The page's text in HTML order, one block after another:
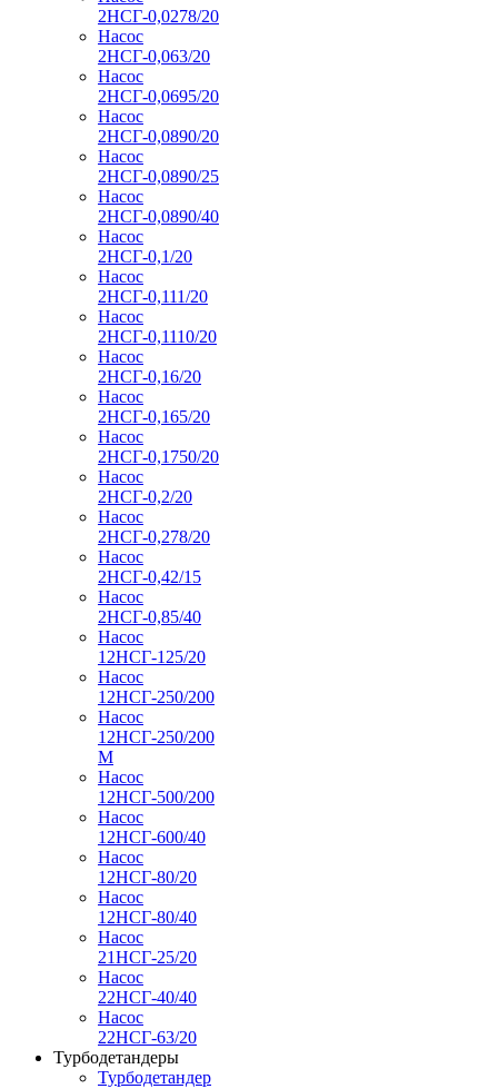
2НСГ-0,0278/20
Насос
2НСГ-0,063/20
Насос
2НСГ-0,0695/20
Насос
2НСГ-0,0890/20
Насос
2НСГ-0,0890/25
Насос
2НСГ-0,0890/40
Насос
2НСГ-0,1/20
Насос
2НСГ-0,111/20
Насос
2НСГ-0,1110/20
Насос
2НСГ-0,16/20
Насос
2НСГ-0,165/20
Насос
2НСГ-0,1750/20
Насос
2НСГ-0,2/20
Насос
2НСГ-0,278/20
Насос
2НСГ-0,42/15
Насос
2НСГ-0,85/40
Насос
12НСГ-125/20
Насос
12НСГ-250/200
Насос
12НСГ-250/200
М
Насос
12НСГ-500/200
Насос
12НСГ-600/40
Насос
12НСГ-80/20
Насос
12НСГ-80/40
Насос
21НСГ-25/20
Насос
22НСГ-40/40
Насос
22НСГ-63/20
Турбодетандеры
Турбодетандер